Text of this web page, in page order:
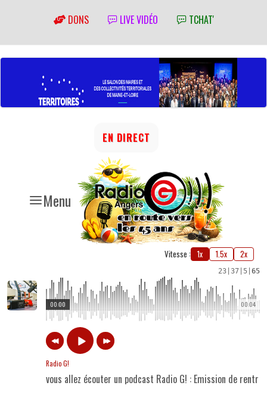
DONS LIVE VIDÉO TCHAT'
Menu
EN DIRECT
Vitesse : 1x 1.5x 2x
23 37 5 65
00:04
00:00
Radio G!
vous allez écouter un podcast Radio G! : Emission de